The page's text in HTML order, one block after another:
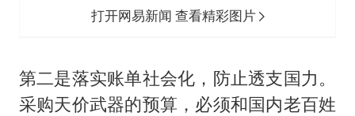
打开网易新闻 查看精彩图片
第二是落实账单社会化，防止透支国力。
采购天价武器的预算，必须和国内老百姓